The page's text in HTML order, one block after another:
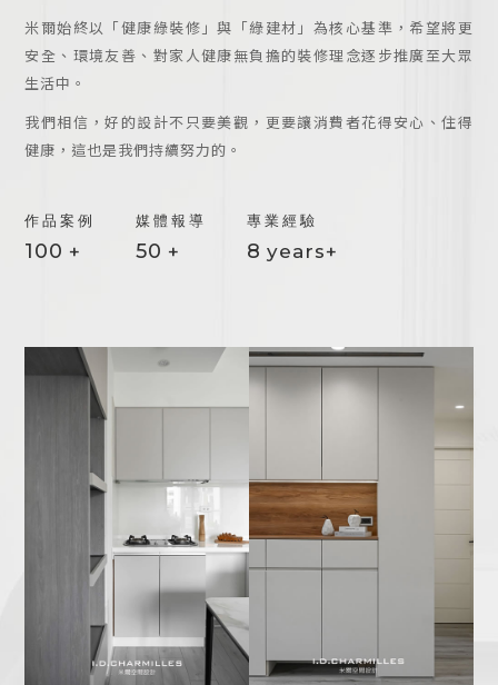
米爾始終以「健康綠裝修」與「綠建材」為核心基準，希望將更
安全、環境友善、對家人健康無負擔的裝修理念逐步推廣至大眾
生活中。
我們相信，好的設計不只要美觀，更要讓消費者花得安心、住得
健康，這也是我們持續努力的。
作品案例
100 +
媒體報導
50 +
專業經驗
8 years+